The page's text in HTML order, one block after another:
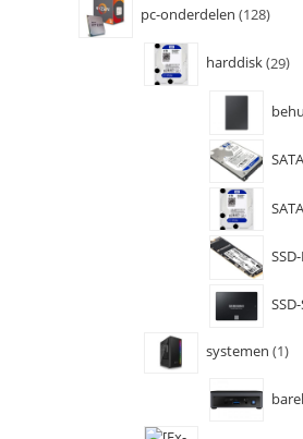
pc-onderdelen 128
harddisk 29
systemen 1